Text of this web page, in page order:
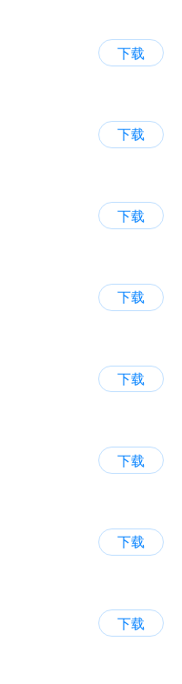
下载
下载
下载
下载
下载
下载
下载
下载